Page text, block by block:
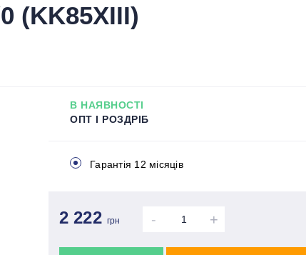
(KK85XIII)
В НАЯВНОСТІ
ОПТ І РОЗДРІБ
Гарантія 12 місяців
2 222 грн - +